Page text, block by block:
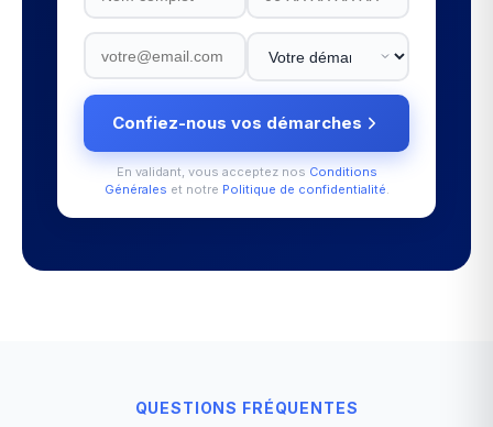
Confiez-nous vos démarches
En validant, vous acceptez nos Conditions
Générales et notre Politique de confidentialité.
QUESTIONS FRÉQUENTES